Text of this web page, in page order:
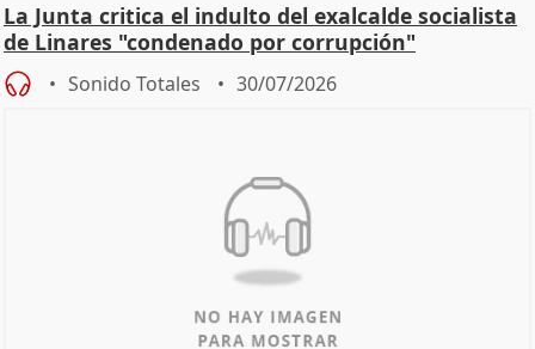
La Junta critica el indulto del exalcalde socialista
de Linares "condenado por corrupción"
Sonido Totales 30/07/2026